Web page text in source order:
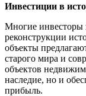
Инвестиции в
Многие инвесторы
реконструкции
объекты
старого мира и
объектов
наследие, но и
прибыль.